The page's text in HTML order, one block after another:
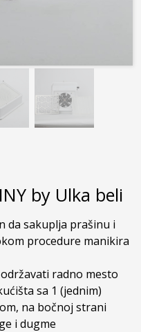
by Ulka beli
da sakuplja prašinu i
procedure manikira
radno mesto
sa 1 (jednim)
na bočnoj strani
i dugme